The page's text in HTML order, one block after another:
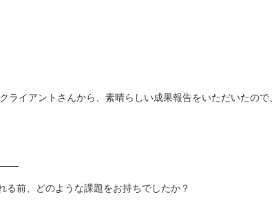
ライアントさんから、 素晴らしい成果報告をいただいたので、
前、 どのような課題をお持ちでしたか？